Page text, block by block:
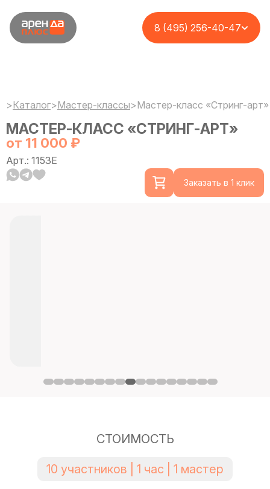
8 (495) 256-40-47
>Каталог>Мастер-классы>Мастер-класс «Стринг-арт»
МАСТЕР-КЛАСС «СТРИНГ-АРТ»
от 11 000 ₽
Арт.: 1153E
Заказать в 1 клик
СТОИМОСТЬ
10 участников | 1 час | 1 мастер